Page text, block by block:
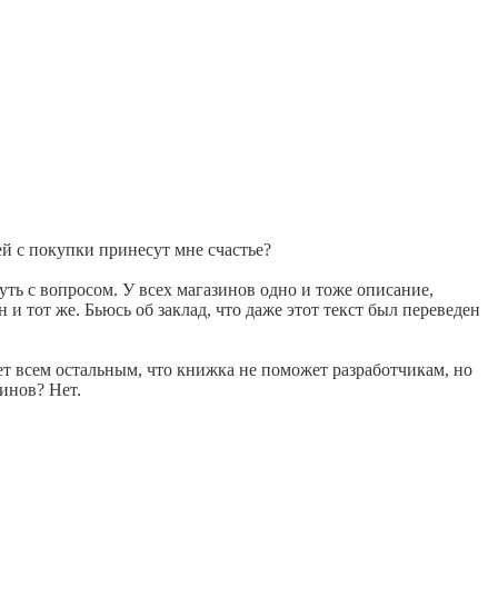
с покупки принесут мне счастье?
с вопросом. У всех магазинов одно и тоже описание,
тот же. Бьюсь об заклад, что даже этот текст был переведен
всем остальным, что книжка не поможет разработчикам, но
Нет.